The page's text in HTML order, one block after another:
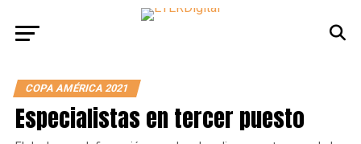
COPA AMÉRICA 2021
Especialistas en tercer puesto